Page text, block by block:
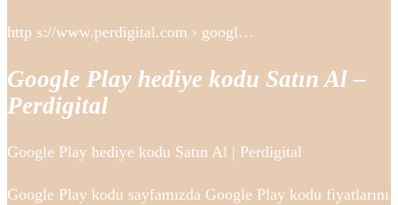
http s://www.perdigital.com › googl…
Google Play hediye kodu Satın Al –
Perdigital
Google Play hediye kodu Satın Al | Perdigital
Google Play kodu sayfamızda Google Play kodu fiyatlarını